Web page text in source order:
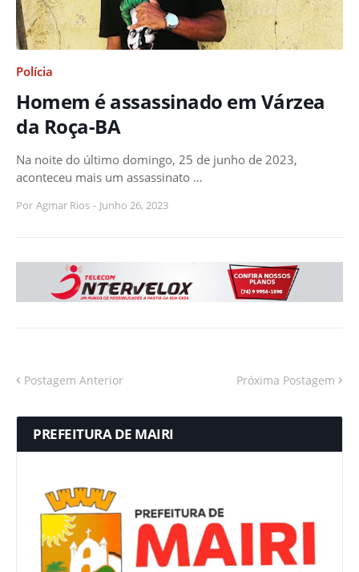
Polícia
Homem é assassinado em Várzea
da Roça-BA
Na noite do último domingo, 25 de junho de 2023,
aconteceu mais um assassinato …
Por Agmar Rios - Junho 26, 2023
Postagem Anterior Próxima Postagem
PREFEITURA DE MAIRI